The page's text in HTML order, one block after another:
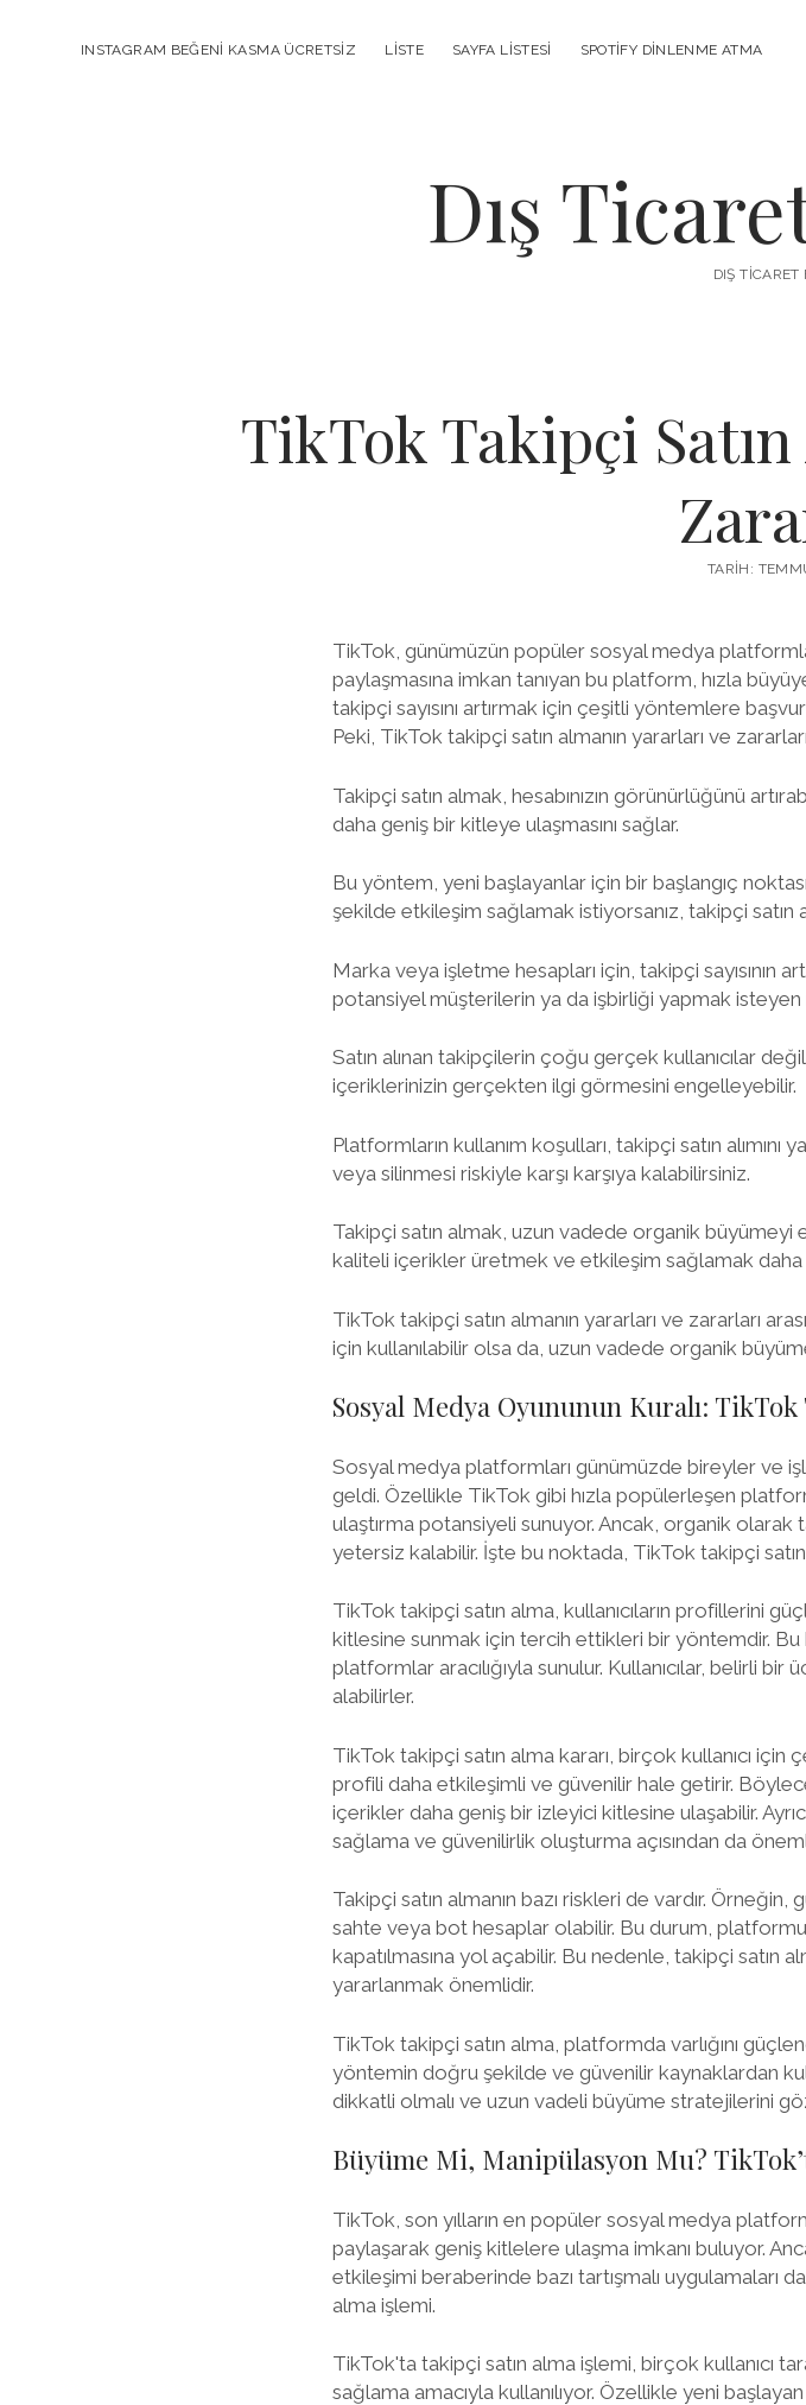
INSTAGRAM BEĞENI KASMA ÜCRETSIZ LISTE SAYFA LISTESI SPOTIFY DINLENME ATMA
Dış
DIŞ
TikTok Takipçi
TARIH:
TikTok, günümüzün popüler sosyal medya
paylaşmasına imkan tanıyan bu platform, hızla
takipçi sayısını artırmak için çeşitli yöntemlere
Peki, TikTok takipçi satın almanın yararları ve
Takipçi satın almak, hesabınızın görünürlüğünü
daha geniş bir kitleye ulaşmasını sağlar.
Bu yöntem, yeni başlayanlar için bir başlangıç
şekilde etkileşim sağlamak istiyorsanız, takipçi satın
Marka veya işletme hesapları için, takipçi sayısının
potansiyel müşterilerin ya da işbirliği yapmak isteyen
Satın alınan takipçilerin çoğu gerçek kullanıcılar
içeriklerinizin gerçekten ilgi görmesini engelleyebilir.
Platformların kullanım koşulları, takipçi satın alımını
veya silinmesi riskiyle karşı karşıya kalabilirsiniz.
Takipçi satın almak, uzun vadede organik
kaliteli içerikler üretmek ve etkileşim sağlamak daha
TikTok takipçi satın almanın yararları ve zararları
için kullanılabilir olsa da, uzun vadede organik
Sosyal Medya Oyununun Kuralı: TikTok
Sosyal medya platformları günümüzde bireyler ve
geldi. Özellikle TikTok gibi hızla popülerleşen
ulaştırma potansiyeli sunuyor. Ancak, organik
yetersiz kalabilir. İşte bu noktada, TikTok takipçi
TikTok takipçi satın alma, kullanıcıların profillerini
kitlesine sunmak için tercih ettikleri bir yöntemdir.
platformlar aracılığıyla sunulur. Kullanıcılar, belirli
alabilirler.
TikTok takipçi satın alma kararı, birçok kullanıcı
profili daha etkileşimli ve güvenilir hale getirir.
içerikler daha geniş bir izleyici kitlesine ulaşabilir.
sağlama ve güvenilirlik oluşturma açısından da
Takipçi satın almanın bazı riskleri de vardır.
sahte veya bot hesaplar olabilir. Bu durum,
kapatılmasına yol açabilir. Bu nedenle, takipçi
yararlanmak önemlidir.
TikTok takipçi satın alma, platformda varlığını
yöntemin doğru şekilde ve güvenilir kaynaklardan
dikkatli olmalı ve uzun vadeli büyüme stratejilerini
Büyüme Mi, Manipülasyon Mu?
TikTok, son yılların en popüler sosyal medya
paylaşarak geniş kitlelere ulaşma imkanı buluyor.
etkileşimi beraberinde bazı tartışmalı uygulamaları
alma işlemi.
TikTok'ta takipçi satın alma işlemi, birçok kullanıcı
sağlama amacıyla kullanılıyor. Özellikle yeni